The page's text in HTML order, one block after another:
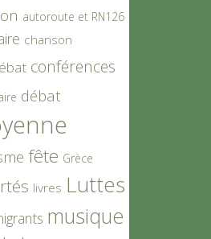
autoroute et RN126
chanson
conférences
débat
fête Grèce
livres Luttes
musique